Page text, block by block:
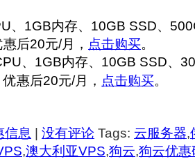
、1GB内存、10GB SSD、
后20元/月， 点击购买。
、1GB内存、10GB SSD、
优惠后20元/月， 点击购买。
信息 | 没有评论 Tags: 云服务器,
,澳大利亚VPS,狗云,狗云优惠